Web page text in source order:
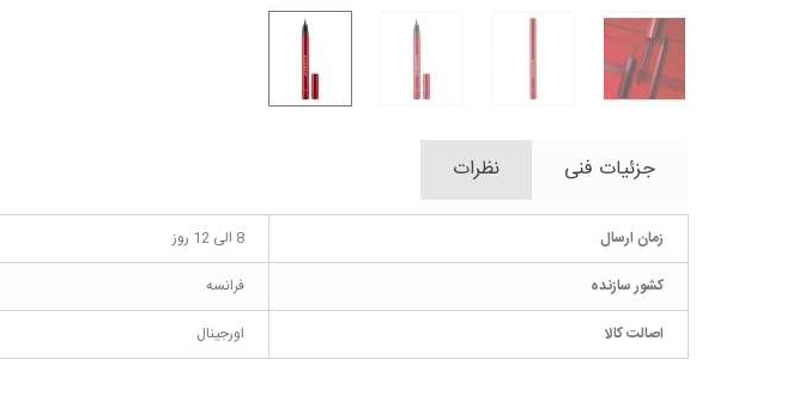
جزئیات فنی نظرات
زمان ارسال
8 الی 12 روز
کشور سازنده
فرانسه
اصالت کالا
اورجینال